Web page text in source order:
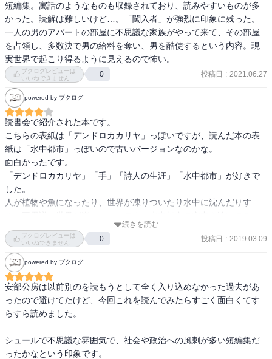
これを読んでると、形ってなんだろうって思う。
自分が見ているものの形と、その実際の形には乖離があって、一体
そのどちらが正しいのだろう。いや、もしかしたらどちらも間違っ
ていて、正しいかどうかなんて、誰にも分かんないのかも知れない
な、と言う気持ちになってくる。
闖入者は読んでいて胸糞悪かった。ただ、そのじっとりとした湿度
を感じる嫌な読後感は、砂の女含めて、安部公房作品に通ずるもの
がある…良いな…
短編集。寓話のようなものも収録されており、読みやすいものが多
かった。読解は難しいけど…。「闖入者」が強烈に印象に残った。
一人の男のアパートの部屋に不思議な家族がやって来て、その部屋
を占領し、多数決で男の給料を奪い、男を酷使するという内容。現
実世界で起こり得るように見えるので怖い。
ブクログレビューは
いいねできません
0 投稿日 : 2021.06.27
powered by ブクログ
読書会で紹介された本です。
こちらの表紙は「デンドロカカリヤ」っぽいですが、読んだ本の表
紙は「水中都市」っぽいので古いバージョンなのかな。
面白かったです。
「デンドロカカリヤ」「手」「詩人の生涯」「水中都市」が好きで
した。
人が植物や魚になったり、世界が凍りついたり水中に沈んだりす
いです。魚は怖いけど。
「闖入者」はとてもブラックで怖かったです。結末が辛い。
安部公房は寓意があるのかどうかよく分からないですが、このよく
分からない感じを楽しむので良いのかなと思います。
解説がドナルド・キーンさんでした。読者に私なりの「解釈」を押
し付けるのは遠慮したい、という姿勢、わたしも気を付けていこう
と思いました。合掌。
続きを読む
ブクログレビューは
いいねできません
0 投稿日 : 2019.03.09
powered by ブクログ
安部公房は以前別のを読もうとして全く入り込めなかった過去があ
ったので避けてたけど、今回これを読んでみたらすごく面白くてす
らすら読めました。
シュールで不思議な雰囲気で、社会や政治への風刺が多い短編集だ
ったかなという印象です。